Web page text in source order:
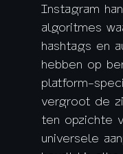
Instagram
algoritmes
hashtags en
hebben op
platform-
vergroot de
ten opzichte
universele